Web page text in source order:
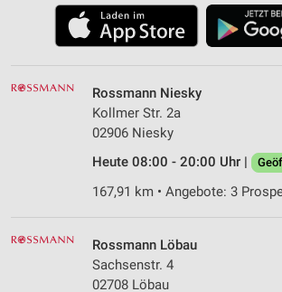
Rossmann Niesky
Kollmer Str. 2a
02906 Niesky
Heute 08:00 - 20:00 Uhr |
167,91 km • Angebote: 3
Rossmann Löbau
Sachsenstr. 4
02708 Löbau